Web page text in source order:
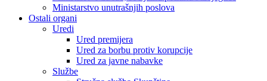
Ministarstvo unutrašnjih poslova
Ostali organi
Uredi
Ured premijera
Ured za borbu protiv korupcije
Ured za javne nabavke
Službe